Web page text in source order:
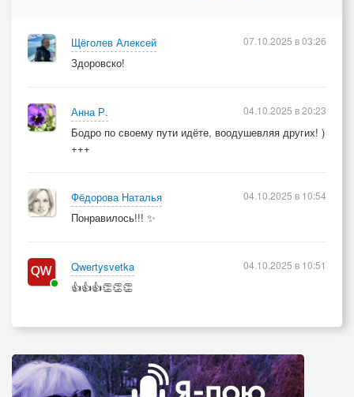
Щёголев Алексей
Здоровско!
07.10.2025 в 03:26
Анна Р.
Бодро по своему пути идёте, воодушевляя других! )
+++
04.10.2025 в 20:23
Фёдорова Наталья
Понравилось!!! ✨
04.10.2025 в 10:54
Qwertysvetka
👍👍👍👏👏👏
04.10.2025 в 10:51